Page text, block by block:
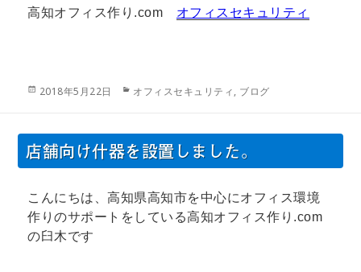
高知オフィス作り.com オフィスセキュリティ
投
2018年5月22日
カ
リ
ー
オフィスセキュリティ, ブログ
店舗向け什器を設置しました。
こんにちは、高知県高知市を中心にオフィス環境
作りのサポートをしている高知オフィス作り.com
の臼木です